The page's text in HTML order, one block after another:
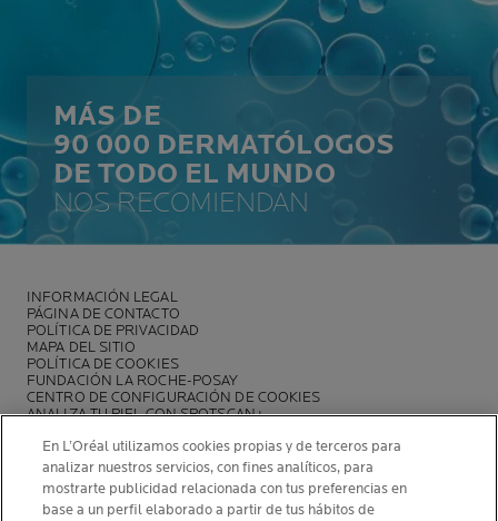
MÁS DE
90 000 DERMATÓLOGOS
DE TODO EL MUNDO
NOS RECOMIENDAN
INFORMACIÓN LEGAL
PÁGINA DE CONTACTO
POLÍTICA DE PRIVACIDAD
MAPA DEL SITIO
POLÍTICA DE COOKIES
FUNDACIÓN LA ROCHE-POSAY
CENTRO DE CONFIGURACIÓN DE COOKIES
ANALIZA TU PIEL CON SPOTSCAN+
NEWSLETTER
En L’Oréal utilizamos cookies propias y de terceros para
analizar nuestros servicios, con fines analíticos, para
mostrarte publicidad relacionada con tus preferencias en
base a un perfil elaborado a partir de tus hábitos de